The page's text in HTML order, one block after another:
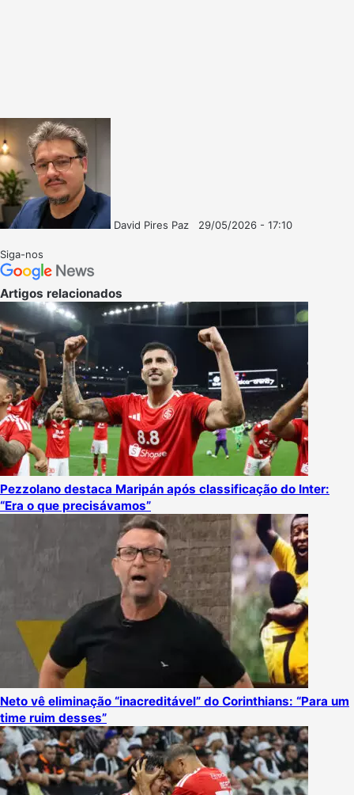
David Pires Paz
29/05/2026 - 17:10
Siga-nos
Artigos relacionados
Pezzolano destaca Maripán após classificação do Inter:
“Era o que precisávamos”
Neto vê eliminação “inacreditável” do Corinthians: “Para um
time ruim desses”